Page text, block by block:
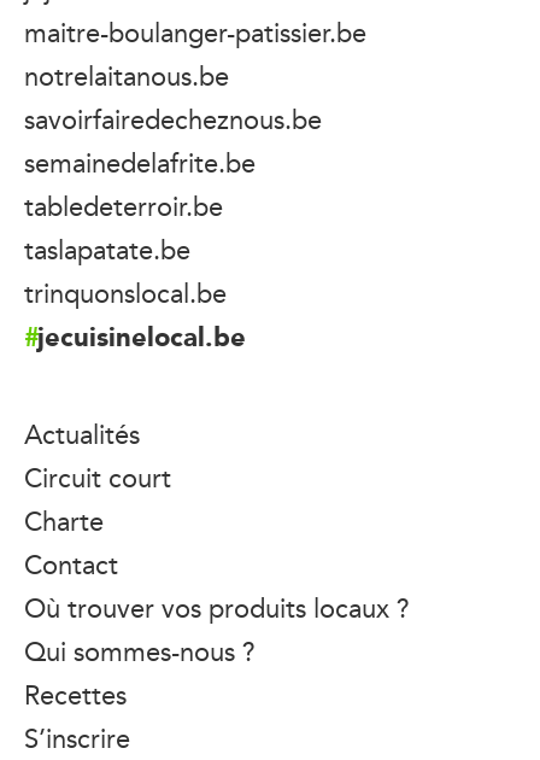
maitre-boulanger-patissier.be
notrelaitanous.be
savoirfairedecheznous.be
semainedelafrite.be
tabledeterroir.be
taslapatate.be
trinquonslocal.be
jecuisinelocal.be
Actualités
Circuit court
Charte
Contact
Où trouver vos produits locaux ?
Qui sommes-nous ?
Recettes
S’inscrire